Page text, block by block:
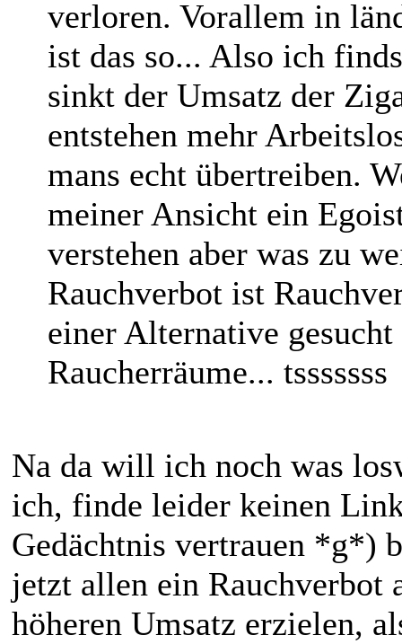
verloren. Vorallem in
ist das so... Also ich
sinkt der Umsatz der
entstehen mehr
mans echt übertreiben.
meiner Ansicht ein
verstehen aber was zu
Rauchverbot ist
einer Alternative
Raucherräume... tsssssss
Na da will ich noch was
ich, finde leider keinen
Gedächtnis vertrauen *g*)
jetzt allen ein
höheren Umsatz erzielen,